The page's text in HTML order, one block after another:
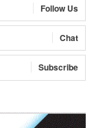
Follow Us
Chat
Subscribe